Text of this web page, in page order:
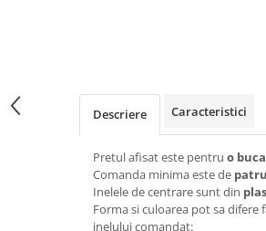
Descriere Caracteristici
Pretul afisat este pentru o
Comanda minima este de patru
Inelele de centrare sunt din
Forma si culoarea pot sa
inelului comandat: